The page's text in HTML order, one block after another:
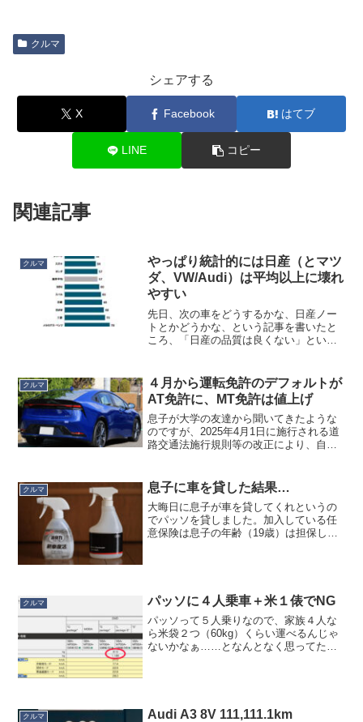
クルマ
シェアする
X Facebook はてブ
LINE コピー
関連記事
クルマ
やっぱり統計的には日産（とマツ
ダ、VW/Audi）は平均以上に壊れ
やすい
先日、次の車をどうするかな、日産ノー
トとかどうかな、という記事を書いたと
ころ、「日産の品質は良くない」という
すると、J.D.パワーの「日本自動車耐久
品質調査」というのが...
クルマ
４月から運転免許のデフォルトが
AT免許に、MT免許は値上げ
息子が大学の友達から聞いてきたような
のですが、2025年4月1日に施行される道
路交通法施行規則等の改正により、自動
りかなり高額になる見込みとのこと。MT
免許を取る人で...
クルマ 息子に車を貸した結果…
大晦日に息子が車を貸してくれというの
でパッソを貸しました。加入している任
意保険は息子の年齢（19歳）は担保して
クルマ パッソに４人乗車＋米１俵でNG
パッソって５人乗りなので、家族４人な
ら米袋２つ（60kg）くらい運べるんじゃ
ないかなぁ……となんとなく思ってたん
クルマ Audi A3 8V 111,111.1km